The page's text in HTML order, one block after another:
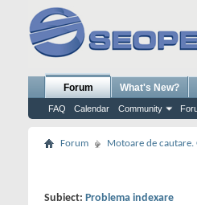
Forum
FAQ Calendar Community
What's New?
Forum Motoare de cautare.
Subiect: Problema indexare